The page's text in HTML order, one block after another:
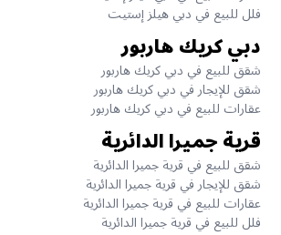
فلل للبيع في دبي هيلز إستيت
دبي كريك هاربور
شقق للبيع في دبي كريك هاربور
شقق للإيجار في دبي كريك هاربور
عقارات للبيع في دبي كريك هاربور
قرية جميرا الدائرية
شقق للبيع في قرية جميرا الدائرية
شقق للإيجار في قرية جميرا الدائرية
عقارات للبيع في قرية جميرا الدائرية
فلل للبيع في قرية جميرا الدائرية